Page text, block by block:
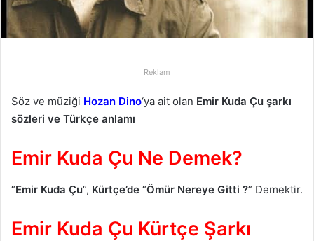
m
Reklam
Söz ve müziği Hozan Dino‘ya ait olan Emir Kuda Çu şarkı
sözleri ve Türkçe anlamı
Emir Kuda Çu Ne Demek?
“Emir Kuda Çu“, Kürtçe’de “Ömür Nereye Gitti ?” Demektir.
Emir Kuda Çu Kürtçe Şarkı